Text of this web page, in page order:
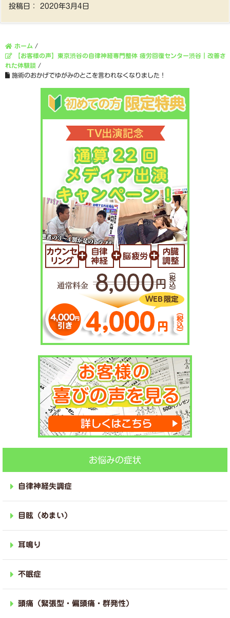
投稿日： 2020年3月4日
ホーム /
【お客様の声】東京渋谷の自律神経専門整体 疲労回復センター渋谷｜改善さ
れた体験談 /
施術のおかげでゆがみのとこを言われなくなりました！
お悩みの症状
自律神経失調症
目眩（めまい）
耳鳴り
不眠症
頭痛（緊張型・偏頭痛・群発性）